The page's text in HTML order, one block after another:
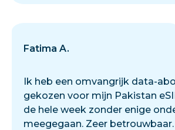
Fatima A.
Ik heb een omvangrijk data-
gekozen voor mijn Pakistan
de hele week zonder enige
meegegaan. Zeer betrouwbaar.